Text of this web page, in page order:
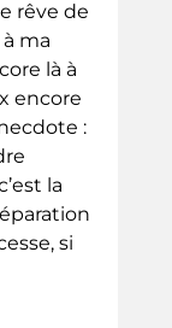
rêve de
ma
là à
encore
:
la
si